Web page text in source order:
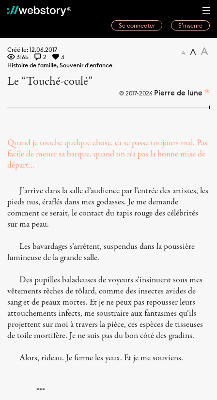
Se connecter S’inscrire
Webwriters
Concours
Créé le: 12.06.2017
3165
2
3
Histoire de famille, Souvenir d'enfance
A A A
Le “Touché-coulé”
© 2017-2026 Pierre de lune
Quand je touche quelque chose, ça se passe toujours mal. Pas
facile de mener sa barque, quand on n’a pas la bonne mise de
départ…
J’arrive dans la salle d’audience par l’entrée des artistes, les
pieds nus, éraflés dans mes godasses. Je me demande
comment ce serait, le contact du tapis rouge des célébrités
sur ma peau.
Les bavardages s’arrêtent, suspendus dans la poussière
lumineuse de la grande salle.
Des pupilles baladeuses de voyeurs s’insinuent sous mes
vêtements rêches de tôlard, comme des insectes avides de
sang et de peaux mortes. Et je ne peux pas repousser leurs
attouchements infects, me soustraire aux fantasmes qu’ils
projettent sur moi à travers la pièce, ces espèces de tisseuses
de toile mortifère. Je ne suis pas du bon côté des gradins.
Alors, rideau. Je ferme les yeux. Et je me souviens.
***